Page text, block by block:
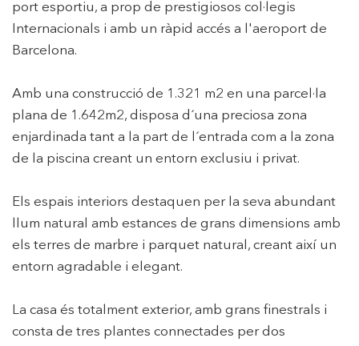
port esportiu, a prop de prestigiosos col·legis
Internacionals i amb un ràpid accés a l'aeroport de
Barcelona.
Amb una construcció de 1.321 m2 en una parcel·la
plana de 1.642m2, disposa d´una preciosa zona
enjardinada tant a la part de l´entrada com a la zona
de la piscina creant un entorn exclusiu i privat.
Els espais interiors destaquen per la seva abundant
llum natural amb estances de grans dimensions amb
els terres de marbre i parquet natural, creant així un
entorn agradable i elegant.
La casa és totalment exterior, amb grans finestrals i
consta de tres plantes connectades per dos